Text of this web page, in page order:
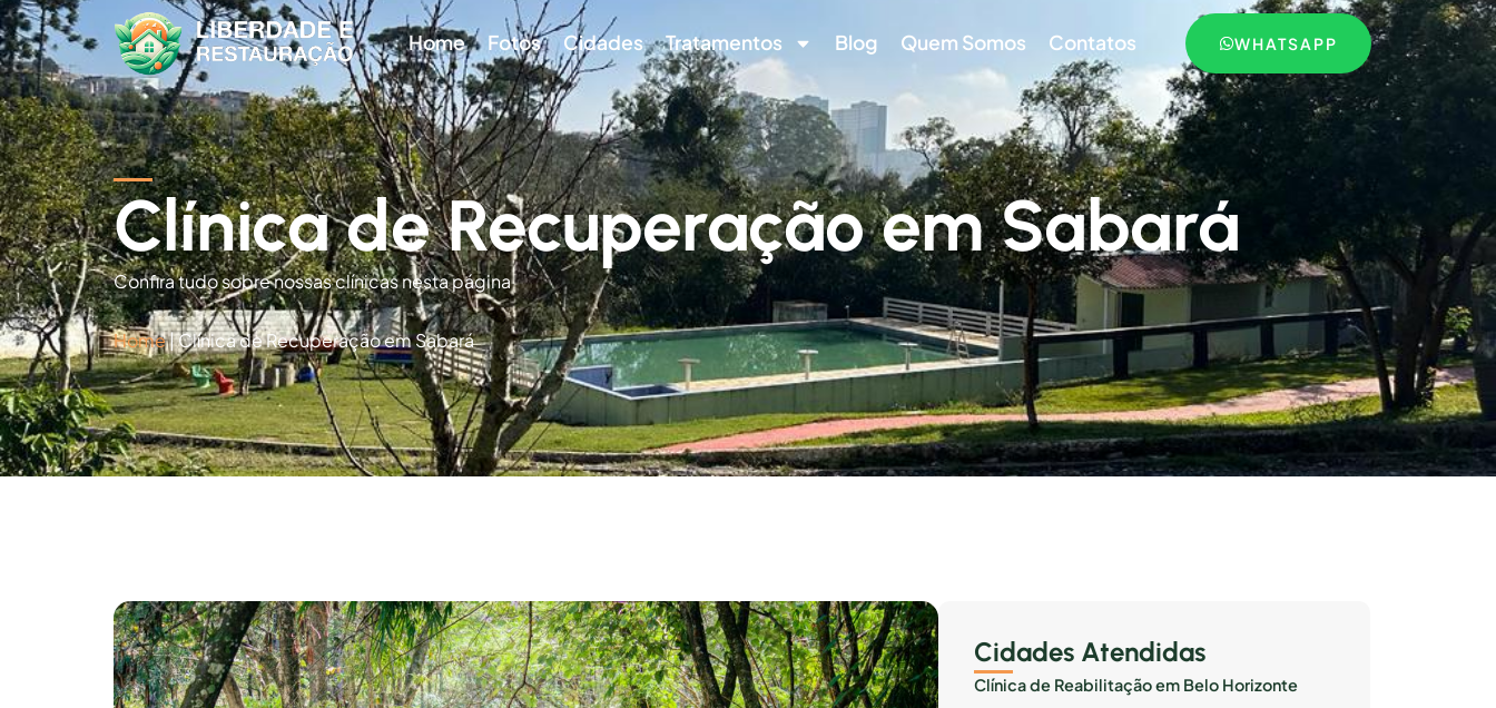
Home Fotos Cidades Tratamentos Blog Quem Somos Contatos WHATSAPP
Clínica de Recuperação em Sabará
Confira tudo sobre nossas clínicas nesta página
Home|Clínica de Recuperação em Sabará
Cidades Atendidas
Clínica de Reabilitação em Belo Horizonte